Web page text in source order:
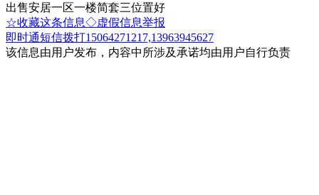
出售安居一区一楼简套三位置好
☆收藏这条信息◇虚假信息举报
即时通短信拨打15064271217,13963945627
该信息由用户发布，内容中所涉及承诺均由用户自行负责